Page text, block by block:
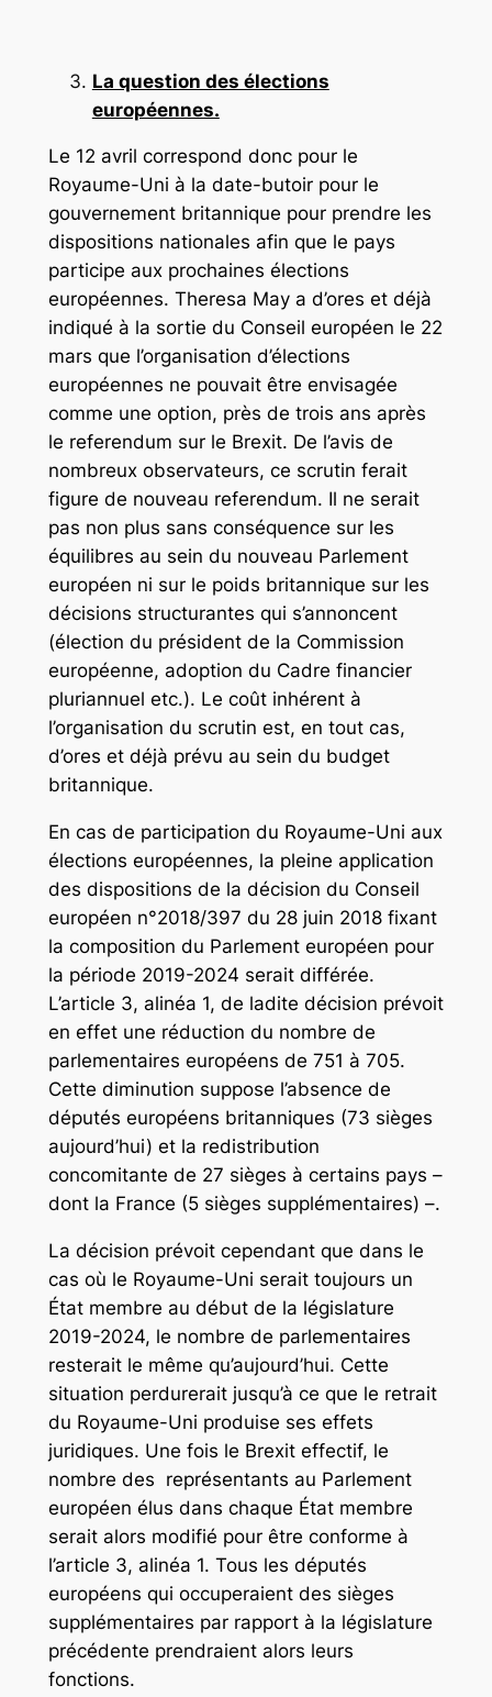
La question des élections
européennes.
Le 12 avril correspond donc pour le
Royaume-Uni à la date-butoir pour le
gouvernement britannique pour prendre les
dispositions nationales afin que le pays
participe aux prochaines élections
européennes. Theresa May a d’ores et déjà
indiqué à la sortie du Conseil européen le 22
mars que l’organisation d’élections
européennes ne pouvait être envisagée
comme une option, près de trois ans après
le referendum sur le Brexit. De l’avis de
nombreux observateurs, ce scrutin ferait
figure de nouveau referendum. Il ne serait
pas non plus sans conséquence sur les
équilibres au sein du nouveau Parlement
européen ni sur le poids britannique sur les
décisions structurantes qui s’annoncent
(élection du président de la Commission
européenne, adoption du Cadre financier
pluriannuel etc.). Le coût inhérent à
l’organisation du scrutin est, en tout cas,
d’ores et déjà prévu au sein du budget
britannique.
En cas de participation du Royaume-Uni aux
élections européennes, la pleine application
des dispositions de la décision du Conseil
européen n°2018/397 du 28 juin 2018 fixant
la composition du Parlement européen pour
la période 2019-2024 serait différée.
L’article 3, alinéa 1, de ladite décision prévoit
en effet une réduction du nombre de
parlementaires européens de 751 à 705.
Cette diminution suppose l’absence de
députés européens britanniques (73 sièges
aujourd’hui) et la redistribution
concomitante de 27 sièges à certains pays –
dont la France (5 sièges supplémentaires) –.
La décision prévoit cependant que dans le
cas où le Royaume-Uni serait toujours un
État membre au début de la législature
2019-2024, le nombre de parlementaires
resterait le même qu’aujourd’hui. Cette
situation perdurerait jusqu’à ce que le retrait
du Royaume-Uni produise ses effets
juridiques. Une fois le Brexit effectif, le
nombre des représentants au Parlement
européen élus dans chaque État membre
serait alors modifié pour être conforme à
l’article 3, alinéa 1. Tous les députés
européens qui occuperaient des sièges
supplémentaires par rapport à la législature
précédente prendraient alors leurs
fonctions.